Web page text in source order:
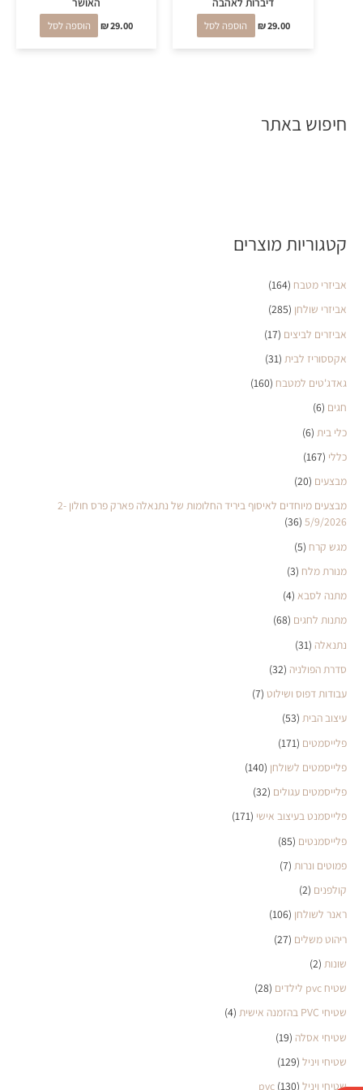
חיפוש באתר
קטגוריות מוצרים
אביזרי מטבח (164)
אביזרי שולחן (285)
אביזרים לביצים (17)
אקססוריז לבית (31)
גאדג'טים למטבח (160)
חגים (6)
כלי בית (6)
כללי (167)
מבצעים (20)
מבצעים מיוחדים לאיסוף ביריד החלומות של נתנאלה פארק פרס חולון 2-
5/9/2026
(36)
מגש קרח (5)
מנורת מלח (3)
מתנה לסבא (4)
מתנות לחגים (68)
נתנאלה (31)
סדרת הפולניה (32)
עבודות דפוס ושילוט (7)
עיצוב הבית (53)
פלייסמטים (171)
פלייסמטים לשולחן (140)
פלייסמטים עגולים (32)
פלייסמנט בעיצוב אישי (171)
פלייסמנטים (85)
פמוטים ונרות (7)
קולפנים (2)
ראנר לשולחן (106)
ריהוט משלים (27)
שונות (2)
שטיח pvc לילדים
(28)
שטיחי PVC בהזמנה אישית
(4)
שטיחי אסלה (19)
שטיחי ויניל (129)
שטיחי ויניל pvc (130)
₪29.00 הוספה לסל ₪29.00 הוספה לסל